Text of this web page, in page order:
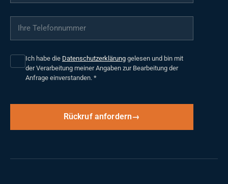
Ihre Telefonnummer
Ich habe die Datenschutzerklärung gelesen und bin mit
der Verarbeitung meiner Angaben zur Bearbeitung der
Anfrage einverstanden. *
Rückruf anfordern